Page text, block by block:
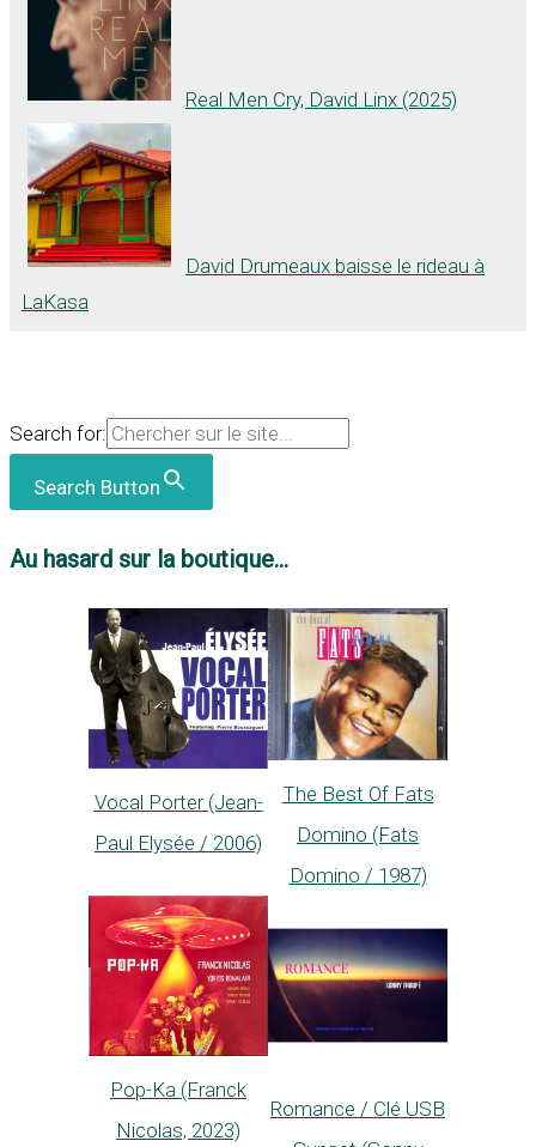
Real Men Cry, David Linx (2025)
David Drumeaux baisse le rideau à
LaKasa
Search for:
Search Button
Au hasard sur la boutique...
Vocal Porter (Jean-
Paul Elysée / 2006)
The Best Of Fats
Domino (Fats
Domino / 1987)
Pop-Ka (Franck
Nicolas, 2023)
Romance / Clé USB